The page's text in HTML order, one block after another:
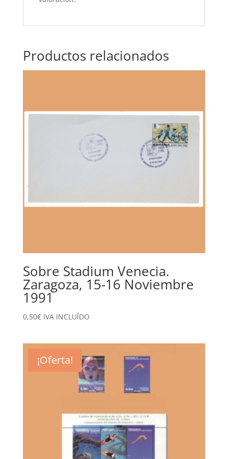
Productos relacionados
Sobre Stadium Venecia.
Zaragoza, 15-16 Noviembre
1991
0,50€ IVA INCLUÍDO
¡Oferta!